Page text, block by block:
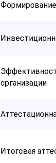
организации
Итоговая